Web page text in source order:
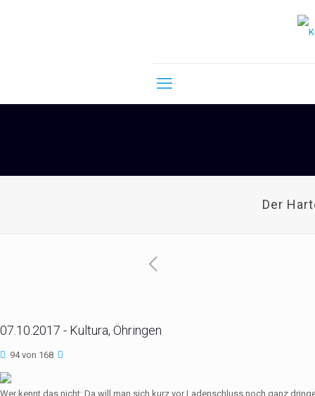
Der
07.10.2017 - Kultura, Öhringen
94 von 168
Wer kennt das nicht: Da will man sich kurz vor Ladenschluss noch ganz